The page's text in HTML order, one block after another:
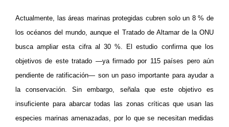
Actualmente, las áreas marinas protegidas cubren solo un 8 % de
los océanos del mundo, aunque el Tratado de Altamar de la ONU
busca ampliar esta cifra al 30 %. El estudio confirma que los
objetivos de este tratado —ya firmado por 115 países pero aún
pendiente de ratificación— son un paso importante para ayudar a
la conservación. Sin embargo, señala que este objetivo es
insuficiente para abarcar todas las zonas críticas que usan las
especies marinas amenazadas, por lo que se necesitan medidas